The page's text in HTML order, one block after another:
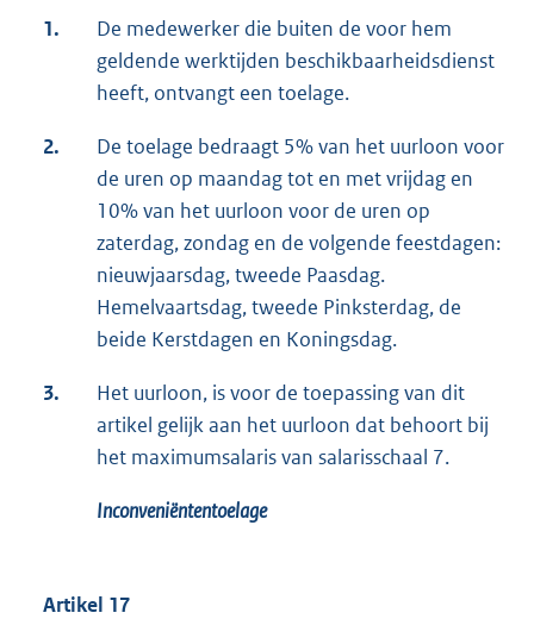
1.
De medewerker die buiten de voor hem
geldende werktijden beschikbaarheidsdienst
heeft, ontvangt een toelage.
2.
De toelage bedraagt 5% van het uurloon voor
de uren op maandag tot en met vrijdag en
10% van het uurloon voor de uren op
zaterdag, zondag en de volgende feestdagen:
nieuwjaarsdag, tweede Paasdag.
Hemelvaartsdag, tweede Pinksterdag, de
beide Kerstdagen en Koningsdag.
3.
Het uurloon, is voor de toepassing van dit
artikel gelijk aan het uurloon dat behoort bij
het maximumsalaris van salarisschaal 7.
Inconveniëntentoelage
Artikel 17